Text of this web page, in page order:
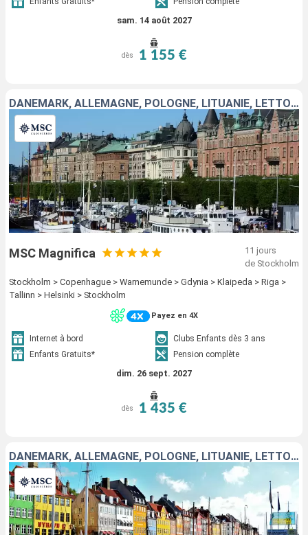
sam. 14 août 2027
dès 1 155 €
DANEMARK, ALLEMAGNE, POLOGNE, LITUANIE, LETTONIE, ESTONIE, FINLANDE, SUÈDE
MSC Magnifica
11 jours
de Stockholm
Stockholm > Copenhague > Warnemunde > Gdynia > Klaipeda > Riga >
Tallinn > Helsinki > Stockholm
Payez en 4X
Internet à bord
Clubs Enfants dès 3 ans
Enfants Gratuits*
Pension complète
dim. 26 sept. 2027
dès 1 435 €
DANEMARK, ALLEMAGNE, POLOGNE, LITUANIE, LETTONIE, ESTONIE, FINLANDE, SUÈDE